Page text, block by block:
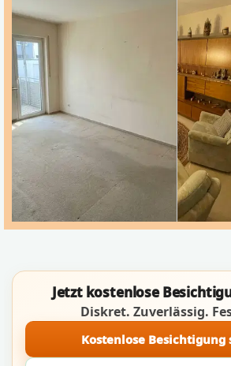
Jetzt kostenlose
Diskret. Zuverlässig.
Kostenlose Besichtigung